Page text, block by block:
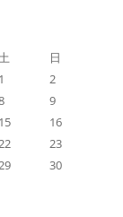
日
1
2
9
15
16
23
30